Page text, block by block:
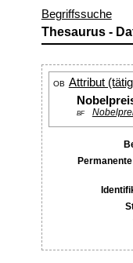
Begriffssuche
Thesaurus -
OB Attribut
BF